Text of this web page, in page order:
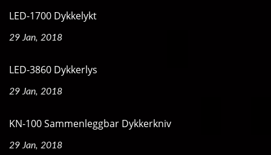
LED-1700 Dykkelykt
29 Jan, 2018
LED-3860 Dykkerlys
29 Jan, 2018
KN-100 Sammenleggbar Dykkerkniv
29 Jan, 2018